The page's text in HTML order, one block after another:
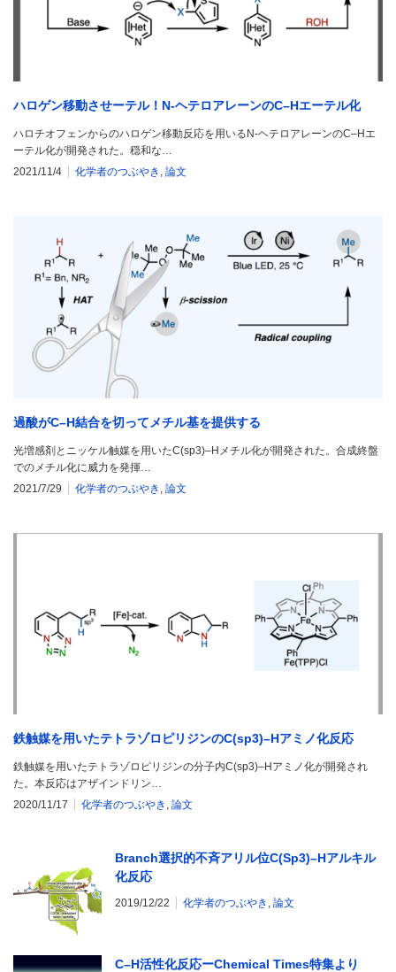
ハロゲン移動させーテル！N-ヘテロアレーンのC–Hエーテル化
ハロチオフェンからのハロゲン移動反応を用いるN-ヘテロアレーンのC–Hエ
ーテル化が開発された。穏和な…
2021/11/4
化学者のつぶやき , 論文
過酸がC–H結合を切ってメチル基を提供する
光増感剤とニッケル触媒を用いたC(sp3)–Hメチル化が開発された。合成終盤
でのメチル化に威力を発揮…
2021/7/29
化学者のつぶやき 論文
鉄触媒を用いたテトラゾロピリジンのC(sp3)–Hアミノ化反応
鉄触媒を用いたテトラゾロピリジンの分子内C(sp3)–Hアミノ化が開発され
た。本反応はアザインドリン…
2020/11/17
化学者のつぶやき 論文
Branch選択的不斉アリル位C(Sp3)–Hアルキル
化反応
2019/12/22 化学者のつぶやき 論文
C–H活性化反応ーChemical Times特集より